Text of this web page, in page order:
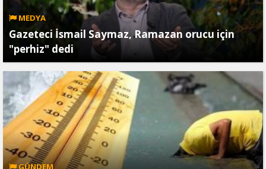
MEDYA
Gazeteci İsmail Saymaz, Ramazan orucu için
"perhiz" dedi
GÜNDEM